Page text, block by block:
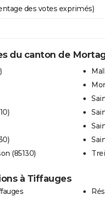
des votes exprimés)
du canton de
(85130)
à Tiffauges